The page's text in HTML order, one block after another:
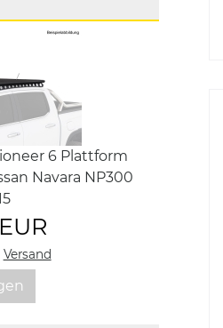
6 Plattform
Navara NP300
Versand